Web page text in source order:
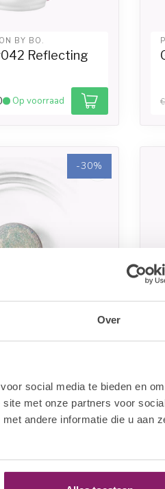
Over
social media te bieden en
met onze partners voor
andere informatie die u aan
BY BO.
Reflecting
Op voorraad
-30%
Op voorraad
-56%